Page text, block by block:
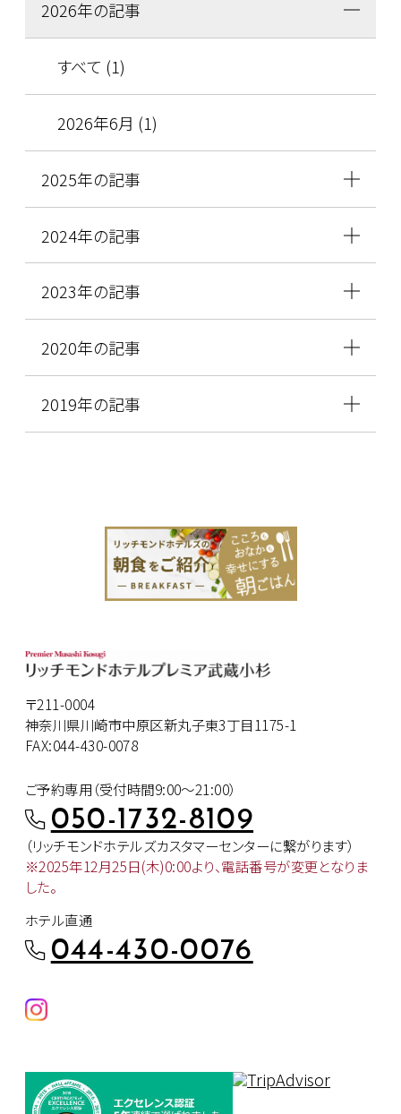
2026年の記事
すべて (1)
2026年6月 (1)
2025年の記事
2024年の記事
2023年の記事
2020年の記事
2019年の記事
〒211-0004
神奈川県川崎市中原区新丸子東3丁目1175-1
FAX:044-430-0078
ご予約専用（受付時間9:00～21:00）
050-1732-8109
（リッチモンドホテルズカスタマーセンターに繋がります）
※2025年12月25日(木)0:00より、電話番号が変更となりま
した。
ホテル直通
044-430-0076